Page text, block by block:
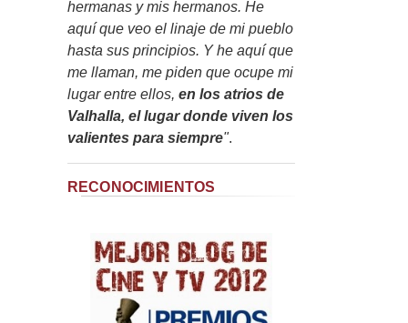
hermanas y mis hermanos. He
aquí que veo el linaje de mi pueblo
hasta sus principios. Y he aquí que
me llaman, me piden que ocupe mi
lugar entre ellos, en los atrios de
Valhalla, el lugar donde viven los
valientes para siempre".
RECONOCIMIENTOS